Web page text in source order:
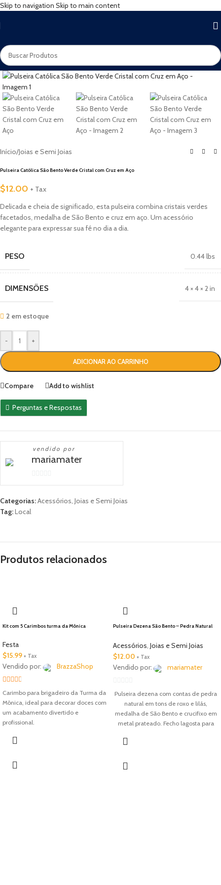
Skip to navigation Skip to main content
Início/Joias e Semi Joias
Pulseira Católica São Bento Verde Cristal com Cruz em Aço
$12.00 + Tax
Delicada e cheia de significado, esta pulseira combina cristais verdes
facetados, medalha de São Bento e cruz em aço. Um acessório
elegante para expressar sua fé no dia a dia.
PESO 0.44 lbs
DIMENSÕES 4 × 4 × 2 in
2 em estoque
- +
ADICIONAR AO CARRINHO
Compare Add to wishlist
Perguntas e Respostas
vendido por
mariamater
0
of
Categorias:Acessórios, Joias e Semi Joias
Tag:Local
Produtos relacionados
Kit com 5 Carimbos turma da Mônica
Festa
$15.99 + Tax
Vendido por: BrazzaShop
2.33
out of
5
Carimbo para brigadeiro da Turma da
Mônica, ideal para decorar doces com
um acabamento divertido e
profissional.
Pulseira Dezena São Bento – Pedra Natural
Acessórios, Joias e Semi Joias
$12.00 + Tax
Vendido por: mariamater
0
of
Pulseira dezena com contas de pedra
natural em tons de roxo e lilás,
medalha de São Bento e crucifixo em
metal prateado. Fecho lagosta para